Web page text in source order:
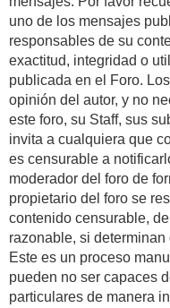
uno de los mensajes
responsables de su
exactitud, integridad o
publicada en el Foro.
opinión del autor, y no
este foro, su Staff, sus
invita a cualquiera que
es censurable a
moderador del foro de
propietario del foro se
contenido censurable,
razonable, si
Este es un proceso
pueden no ser capaces
particulares de manera